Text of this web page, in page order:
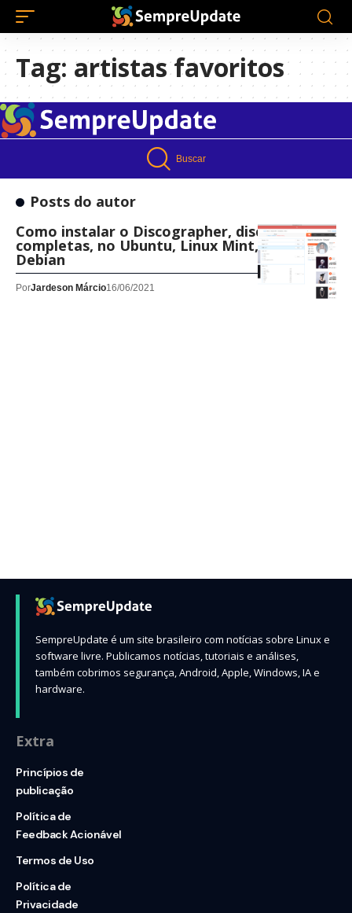
Tag: artistas favoritos
Buscar
Posts do autor
Como instalar o Discographer, discografias
completas, no Ubuntu, Linux Mint, Fedora,
Debian
PorJardeson Márcio16/06/2021
SempreUpdate é um site brasileiro com notícias sobre Linux e
software livre. Publicamos notícias, tutoriais e análises,
também cobrimos segurança, Android, Apple, Windows, IA e
hardware.
Extra
Princípios de
publicação
Política de
Feedback Acionável
Termos de Uso
Política de
Privacidade